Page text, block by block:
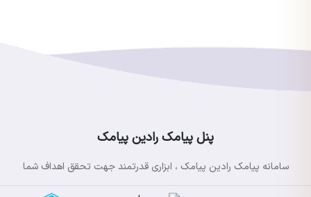
پنل پیامک رادین پیامک
سامانه پیامک رادین پیامک ، ابزاری قدرتمند جهت تحقق اهداف شما